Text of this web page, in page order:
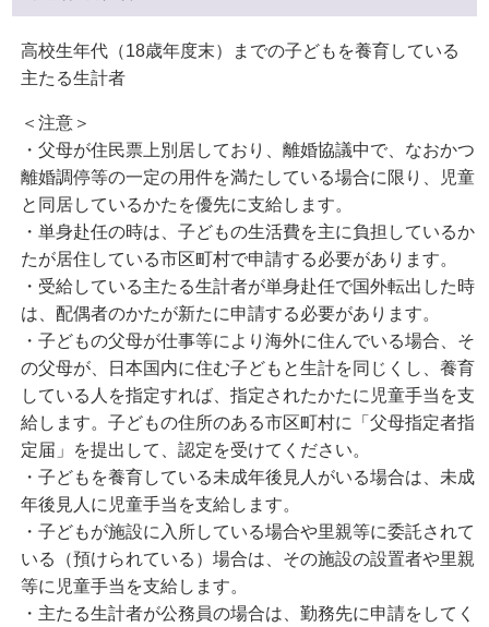
高校生年代（18歳年度末）までの子どもを養育している
主たる生計者
＜注意＞
・父母が住民票上別居しており、離婚協議中で、なおかつ
離婚調停等の一定の用件を満たしている場合に限り、児童
と同居しているかたを優先に支給します。
・単身赴任の時は、子どもの生活費を主に負担しているか
たが居住している市区町村で申請する必要があります。
・受給している主たる生計者が単身赴任で国外転出した時
は、配偶者のかたが新たに申請する必要があります。
・子どもの父母が仕事等により海外に住んでいる場合、そ
の父母が、日本国内に住む子どもと生計を同じくし、養育
している人を指定すれば、指定されたかたに児童手当を支
給します。子どもの住所のある市区町村に「父母指定者指
定届」を提出して、認定を受けてください。
・子どもを養育している未成年後見人がいる場合は、未成
年後見人に児童手当を支給します。
・子どもが施設に入所している場合や里親等に委託されて
いる（預けられている）場合は、その施設の設置者や里親
等に児童手当を支給します。
・主たる生計者が公務員の場合は、勤務先に申請をしてく